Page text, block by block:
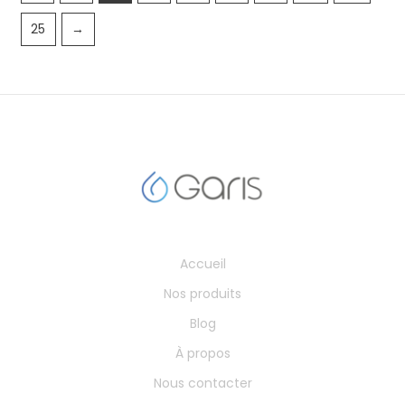
25 →
Accueil
Nos produits
Blog
À propos
Nous contacter